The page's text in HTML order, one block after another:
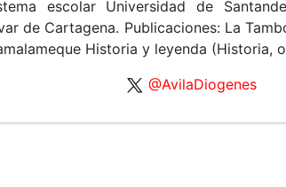
escolar Universidad de
de Cartagena. Publicaciones: La
Historia y leyenda (Historia,
@AvilaDiogenes